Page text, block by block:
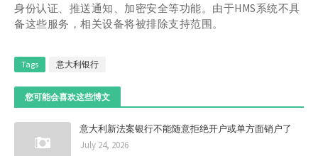
身份认证、推送通知、加密安全等功能。由于HMS系统不具
备这些服务，相关设备将被排除支持范围。
Tags 意大利银行
您可能会喜欢这些博文
意大利新法案银行不能随意拒绝开户或单方面销户了
July 24, 2026